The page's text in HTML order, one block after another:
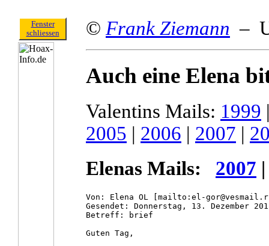
Fenster
schliessen
© Frank Ziemann –
Auch eine Elena
Valentins Mails: 1999
2005 | 2006 | 2007 |
Elenas Mails: 2007
Von: Elena OL [mailto:el-
Gesendet: Donnerstag, 13. Dezember
Betreff: brief
Guten Tag,